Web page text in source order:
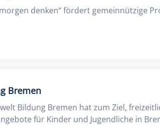
denken“ fördert gemeinnützige
Bremen
Bildung Bremen hat zum Ziel,
für Kinder und Jugendliche in